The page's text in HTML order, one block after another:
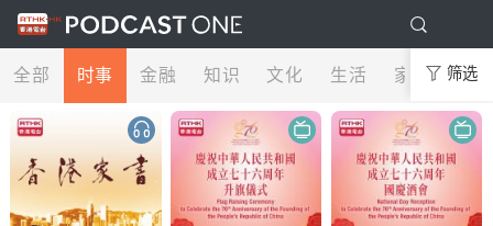
全部 时事 金融 知识 文化 生活 家庭 娱乐
筛选